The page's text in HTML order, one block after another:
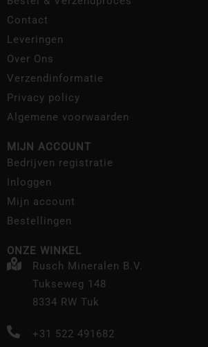
Contact
Leveringen
Over Ons
Verzendinformatie
Privacy policy
Algemene voorwaarden
MIJN ACCOUNT
Bedrijven registratie
Inloggen
Mijn account
Bestellingen
ONZE WINKEL
Rusch Mineralen B.V.
Tukseweg 148
8334 RW Tuk
+31 522 491682